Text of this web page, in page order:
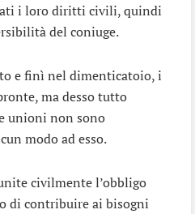
i loro diritti civili, quindi
del coniuge.
e finì nel dimenticatoio, i
ma desso tutto
unioni non sono
modo ad esso.
civilmente l’obbligo
di contribuire ai bisogni